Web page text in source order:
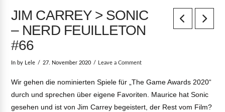
JIM CARREY > SONIC
– NERD FEUILLETON
#66
In by Lele 27. November 2020 Leave a Comment
Wir gehen die nominierten Spiele für „The Game Awards 2020“
durch und sprechen über eigene Favoriten. Maurice hat Sonic
gesehen und ist von Jim Carrey begeistert, der Rest vom Film?